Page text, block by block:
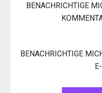
BENACHRICHTIGE
BENACHRICHTIGE